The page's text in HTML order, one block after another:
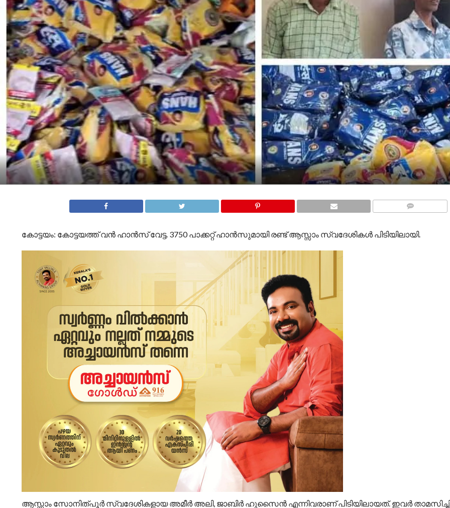
കോട്ടയം: കോട്ടയത്ത് വൻ ഹാൻസ് വേട്ട. 3750 പാക്കറ്റ് ഹാൻസുമായി രണ്ട് ആസ്സാം സ്വദേശികള്‍ പിടിയിലായി.
ആസ്സാം സോനിത്പൂർ സ്വദേശികളായ അമീർ അലി, ജാബിർ ഹുസൈൻ എന്നിവരാണ് പിടിയിലായത്. ഇവർ